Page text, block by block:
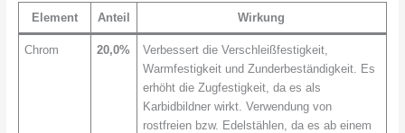
Element
Anteil Wirkung
Chrom 20,0%
Verbessert die Verschleißfestigkeit,
Warmfestigkeit und Zunderbeständigkeit. Es
erhöht die Zugfestigkeit, da es als
Karbidbildner wirkt. Verwendung von
rostfreien bzw. Edelstählen, da es ab einem